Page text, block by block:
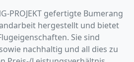
PROJEKT gefertigte Bumerang
hergestellt und bietet
Sie sind
nachhaltig und all dies zu